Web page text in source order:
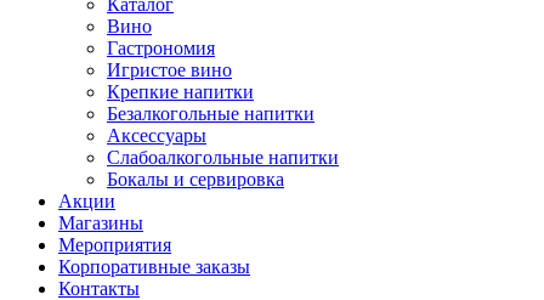
Каталог
Вино
Гастрономия
Игристое вино
Крепкие напитки
Безалкогольные напитки
Аксессуары
Слабоалкогольные напитки
Бокалы и сервировка
Акции
Магазины
Мероприятия
Корпоративные заказы
Контакты